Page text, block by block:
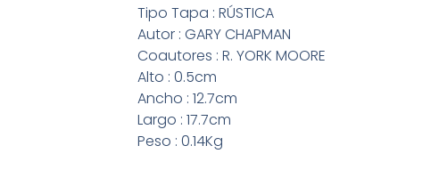
Tipo Tapa : RÚSTICA
Autor : GARY CHAPMAN
Coautores : R. YORK MOORE
Alto : 0.5cm
Ancho : 12.7cm
Largo : 17.7cm
Peso : 0.14Kg